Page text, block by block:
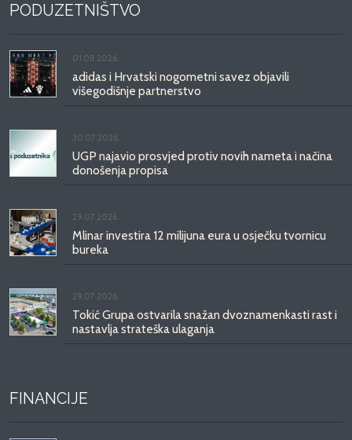
PODUZETNIŠTVO
01.08.2026.
adidas i Hrvatski nogometni savez objavili
višegodišnje partnerstvo
30.07.2026.
UGP najavio prosvjed protiv novih nameta i načina
donošenja propisa
29.07.2026.
Mlinar investira 12 milijuna eura u osječku tvornicu
bureka
29.07.2026.
Tokić Grupa ostvarila snažan dvoznamenkasti rast i
nastavlja strateška ulaganja
FINANCIJE